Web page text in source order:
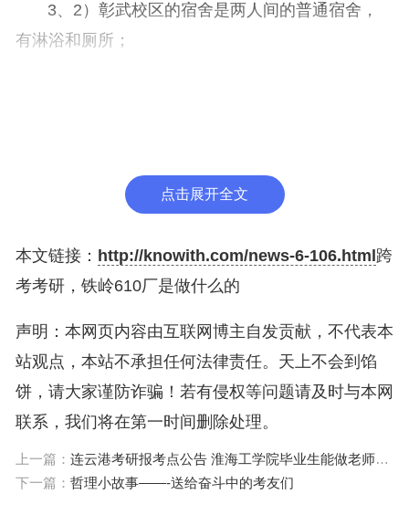
3、2）彰武校区的宿舍是两人间的普通宿舍，
有淋浴和厕所；
二、铁岭610厂是做什么的
铁岭610厂，现在应该是已经破产倒闭了。以前
开始建厂，在去开原靠山屯的一个山沟里，当时厂子
是红红火火，每天上班人很多，办了许多配套小厂，
工人下班回家后，有电影院，舞厅，录像厅，饭店等
等消费场所。后期改革开放搬家挪厂到铁岭市区，这
个企业就彻底完了。
三、李雪琴是什么国籍
1、李雪琴不是外籍。是中国国籍。李雪琴，19
95年7月1日出生于辽宁省铁岭市，中国网络女红
点击展开全文
本文链接： http://knowith.com/news-6-106.html 跨
考考研，铁岭610厂是做什么的
声明：本网页内容由互联网博主自发贡献，不代表本
站观点，本站不承担任何法律责任。天上不会到馅
饼，请大家谨防诈骗！若有侵权等问题请及时与本网
联系，我们将在第一时间删除处理。
上一篇： 连云港考研报考点公告 淮海工学院毕业生能做老师的吗我不打算考研
下一篇： 哲理小故事——-送给奋斗中的考友们